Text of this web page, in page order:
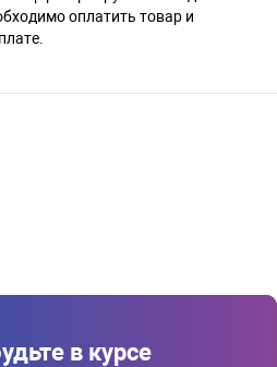
оплатить товар и
в курсе